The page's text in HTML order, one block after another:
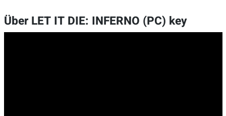
Über LET IT DIE: INFERNO (PC) key